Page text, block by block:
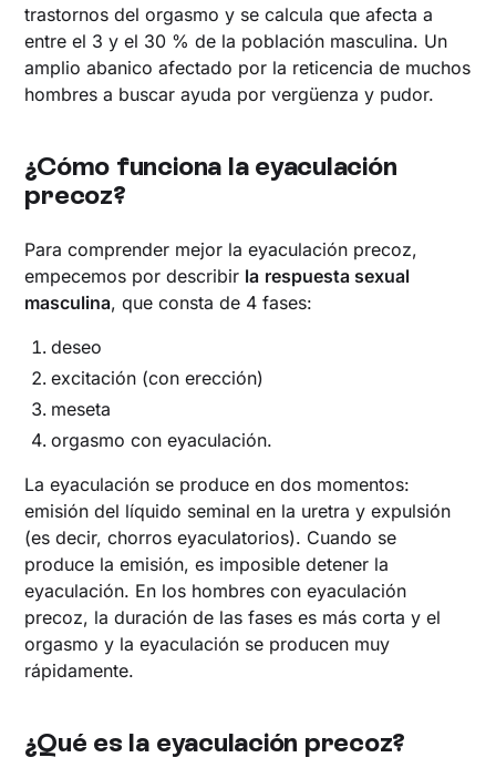
trastornos del orgasmo y se calcula que afecta a
entre el 3 y el 30 % de la población masculina. Un
amplio abanico afectado por la reticencia de muchos
hombres a buscar ayuda por vergüenza y pudor.
¿Cómo funciona la eyaculación
precoz?
Para comprender mejor la eyaculación precoz,
empecemos por describir la respuesta sexual
masculina, que consta de 4 fases:
deseo
excitación (con erección)
meseta
orgasmo con eyaculación.
La eyaculación se produce en dos momentos:
emisión del líquido seminal en la uretra y expulsión
(es decir, chorros eyaculatorios). Cuando se
produce la emisión, es imposible detener la
eyaculación. En los hombres con eyaculación
precoz, la duración de las fases es más corta y el
orgasmo y la eyaculación se producen muy
rápidamente.
¿Qué es la eyaculación precoz?